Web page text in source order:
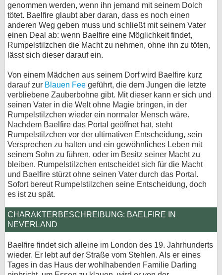
genommen werden, wenn ihn jemand mit seinem Dolch
tötet. Baelfire glaubt aber daran, dass es noch einen
anderen Weg geben muss und schließt mit seinem Vater
einen Deal ab: wenn Baelfire eine Möglichkeit findet,
Rumpelstilzchen die Macht zu nehmen, ohne ihn zu töten,
lässt sich dieser darauf ein.
Von einem Mädchen aus seinem Dorf wird Baelfire kurz
darauf zur Blauen Fee geführt, die dem Jungen die letzte
verbliebene Zauberbohne gibt. Mit dieser kann er sich und
seinen Vater in die Welt ohne Magie bringen, in der
Rumpelstilzchen wieder ein normaler Mensch wäre.
Nachdem Baelfire das Portal geöffnet hat, steht
Rumpelstilzchen vor der ultimativen Entscheidung, sein
Versprechen zu halten und ein gewöhnliches Leben mit
seinem Sohn zu führen, oder im Besitz seiner Macht zu
bleiben. Rumpelstilzchen entscheidet sich für die Macht
und Baelfire stürzt ohne seinen Vater durch das Portal.
Sofort bereut Rumpelstilzchen seine Entscheidung, doch
es ist zu spät.
CHARAKTERBESCHREIBUNG: BAELFIRE IN
NEVERLAND
Baelfire findet sich alleine im London des 19. Jahrhunderts
wieder. Er lebt auf der Straße vom Stehlen. Als er eines
Tages in das Haus der wohlhabenden Familie Darling